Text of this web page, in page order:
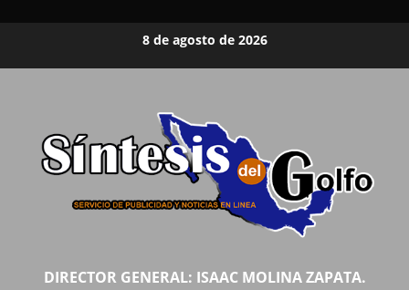
8 de agosto de 2026
DIRECTOR GENERAL: ISAAC MOLINA ZAPATA.